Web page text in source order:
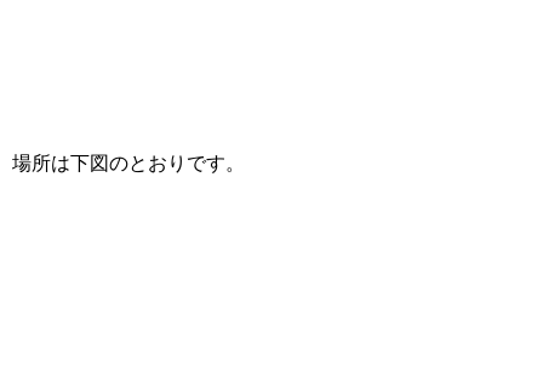
場所は下図のとおりです。